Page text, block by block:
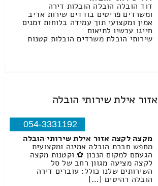
דוד הובלה הובלה הובלות דירה
ומשרדים פריטים בודדים שירות אדיב
אמין ומקצועי תוך עמידה בלוחות זמנים
חייגו עכשיו לתיאום
שירותי הובלת משרדים הובלות קטנות
אילת שירותי הובלה
054-3331192
מקצה לקצה אזור אילת שירותי הובלה
מחפש חברת הובלה אמינה ומקצועית
הגעתם למקום הנכון ✿ וקטנות מקצה
לקצה מציעה מגוון רחב של סל
השירותים שלנו כולל: עוברים דירה
הובלה רהיטים […]